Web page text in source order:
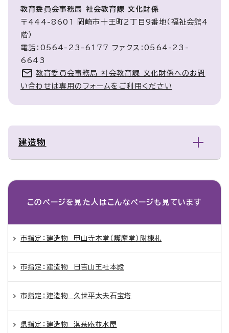
教育委員会事務局 社会教育課 文化財係
〒444-8601 岡崎市十王町2丁目9番地（福祉会館4
階）
電話：0564-23-6177 ファクス：0564-23-
6643
教育委員会事務局 社会教育課 文化財係へのお問
い合わせは専用のフォームをご利用ください
建造物
このページを見た人は こんなページも見ています
市指定：建造物 甲山寺本堂（護摩堂）附棟札
市指定：建造物 日吉山王社本殿
市指定：建造物 久世平太夫石宝塔
県指定：建造物 淇菉庵並水屋